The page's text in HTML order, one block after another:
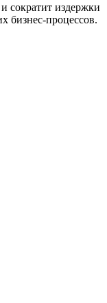
сократит издержки
бизнес-процессов.